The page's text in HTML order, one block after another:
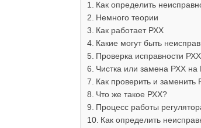
Как определить
Немного теории
Как работает РХХ
Какие могут быть
Проверка исправности РХХ
Чистка или замена РХХ на
Как проверить и заменить
Что же такое РХХ?
Процесс работы
Как определить